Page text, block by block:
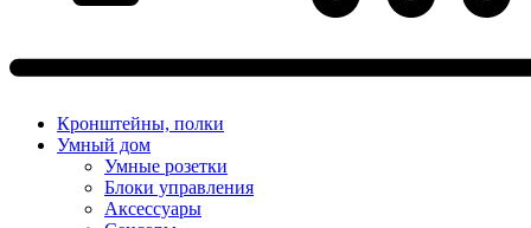
Кронштейны, полки
Умный дом
Умные розетки
Блоки управления
Аксессуары